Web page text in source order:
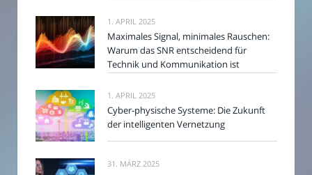
1. APRIL 2025
Maximales Signal, minimales Rauschen:
Warum das SNR entscheidend für
Technik und Kommunikation ist
1. APRIL 2025
Cyber-physische Systeme: Die Zukunft
der intelligenten Vernetzung
31. MÄRZ 2025